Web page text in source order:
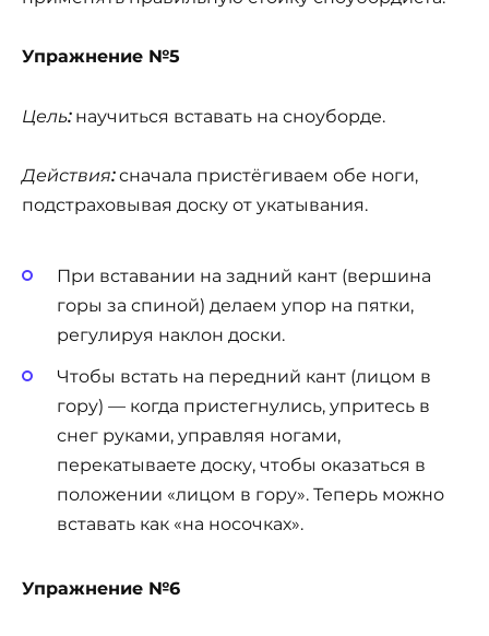
Упражнение №5
Цель:научиться вставать на сноуборде.
Действия:сначала пристёгиваем обе ноги,
подстраховывая доску от укатывания.
При вставании на задний кант (вершина
горы за спиной) делаем упор на пятки,
регулируя наклон доски.
Чтобы встать на передний кант (лицом в
гору) — когда пристегнулись, упритесь в
снег руками, управляя ногами,
перекатываете доску, чтобы оказаться в
положении «лицом в гору». Теперь можно
вставать как «на носочках».
Упражнение №6